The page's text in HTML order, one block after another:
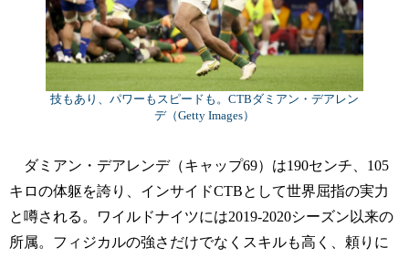
技もあり、パワーもスピードも。CTBダミアン・デアレン
デ（Getty Images）
ダミアン・デアレンデ（キャップ69）は190センチ、105
キロの体躯を誇り、インサイドCTBとして世界屈指の実力
と噂される。ワイルドナイツには2019-2020シーズン以来の
所属。フィジカルの強さだけでなくスキルも高く、頼りに